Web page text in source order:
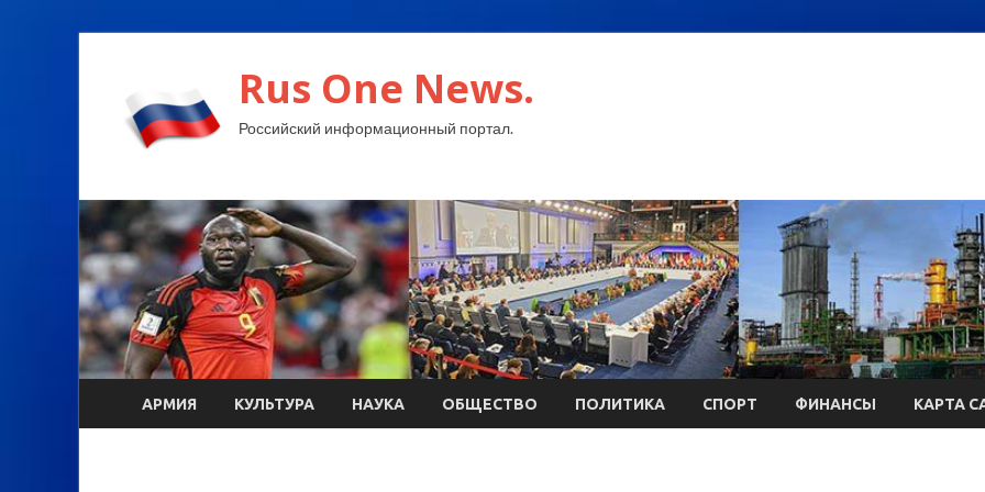
Rus One News.
Российский информационный портал.
АРМИЯ КУЛЬТУРА НАУКА ОБЩЕСТВО ПОЛИТИКА СПОРТ ФИНАНСЫ КАРТА